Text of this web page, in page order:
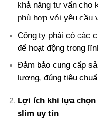
khả năng tư vấn cho
phù hợp với yêu cầu
Công ty phải có các
để hoạt động trong
Đảm bảo cung cấp
lượng, đúng tiêu
Lợi ích khi lựa chọn
slim uy tín